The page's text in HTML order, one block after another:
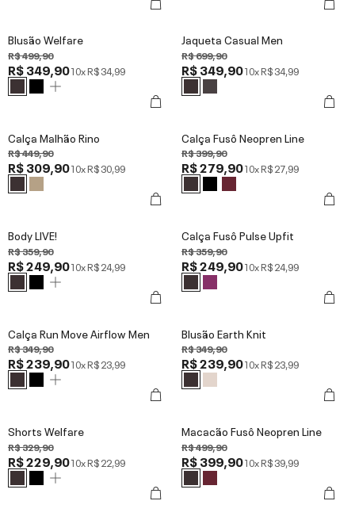
Blusão Welfare
R$ 499,90
R$ 349,9010xR$ 34,99
Jaqueta Casual Men
R$ 699,90
R$ 349,9010xR$ 34,99
Calça Malhão Rino
R$ 449,90
R$ 309,9010xR$ 30,99
Calça Fusô Neopren Line
R$ 399,90
R$ 279,9010xR$ 27,99
Body LIVE!
R$ 359,90
R$ 249,9010xR$ 24,99
Calça Fusô Pulse Upfit
R$ 359,90
R$ 249,9010xR$ 24,99
Calça Run Move Airflow Men
R$ 349,90
R$ 239,9010xR$ 23,99
Blusão Earth Knit
R$ 349,90
R$ 239,9010xR$ 23,99
Shorts Welfare
R$ 329,90
R$ 229,9010xR$ 22,99
Macacão Fusô Neopren Line
R$ 499,90
R$ 399,9010xR$ 39,99